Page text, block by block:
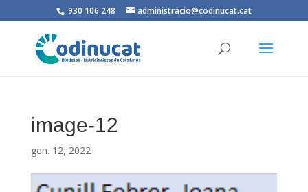
930 106 248 administracio@codinucat.cat
image-12
gen. 12, 2022